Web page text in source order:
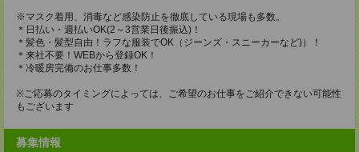
※マスク着用、消毒など感染防止を徹底している現場も多数。
＊日払い・週払いOK(2～3営業日後振込)！
＊髪色・髪型自由！ラフな服装でOK（ジーンズ・スニーカーなど)）！
＊来社不要！WEBから登録OK！
＊冷暖房完備のお仕事多数！
※ご応募のタイミングによっては、ご希望のお仕事をご紹介できない可能性
もございます
募集情報